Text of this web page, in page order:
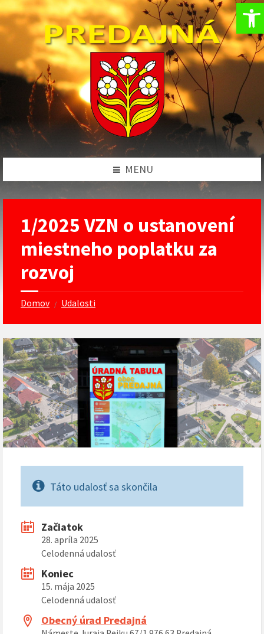
Preskočiť
na
obsah
Preskočiť
na
ľavý
Preskočiť
na
pravý
Preskočiť
na
pätičku
MENU
1/2025 VZN o ustanovení
miestneho poplatku za
rozvoj
Domov / Udalosti
Táto udalosť sa skončila
Začiatok
28. apríla 2025
Celodenná udalosť
Koniec
15. mája 2025
Celodenná udalosť
Obecný úrad Predajná